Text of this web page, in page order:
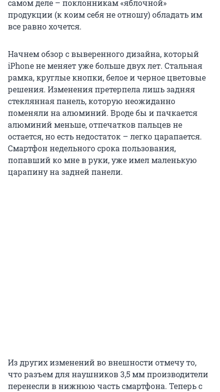
самом деле – поклонникам «яблочной»
продукции (к коим себя не отношу) обладать им
все равно хочется.
Начнем обзор с выверенного дизайна, который
iPhone не меняет уже больше двух лет. Стальная
рамка, круглые кнопки, белое и черное цветовые
решения. Изменения претерпела лишь задняя
стеклянная панель, которую неожиданно
поменяли на алюминий. Вроде бы и пачкается
алюминий меньше, отпечатков пальцев не
остается, но есть недостаток – легко царапается.
Смартфон недельного срока пользования,
попавший ко мне в руки, уже имел маленькую
царапину на задней панели.
Из других изменений во внешности отмечу то,
что разъем для наушников 3,5 мм производители
перенесли в нижнюю часть смартфона. Теперь с